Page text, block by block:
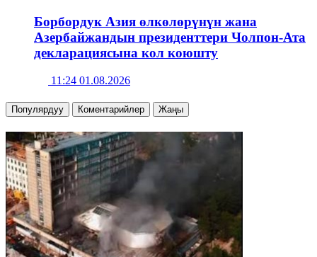
Борбордук Азия өлкөлөрүнүн жана
Азербайжандын президенттери Чолпон-Ата
декларациясына кол коюшту
11:24 01.08.2026
Популярдуу Коментарийлер Жаңы